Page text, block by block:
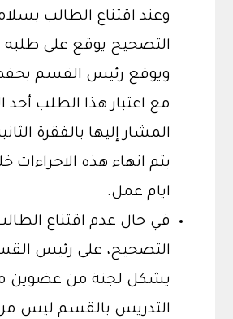
وعند اقتناع الطالب
التصحيح يوقع على طلبه
ويوقع رئيس القسم
مع اعتبار هذا الطلب أحد
المشار إليها بالفقرة
يتم انهاء هذه
ايام عمل.
في حال عدم اقتناع
التصحيح، على رئيس
يشكل لجنة من عضوين
التدريس بالقسم ليس